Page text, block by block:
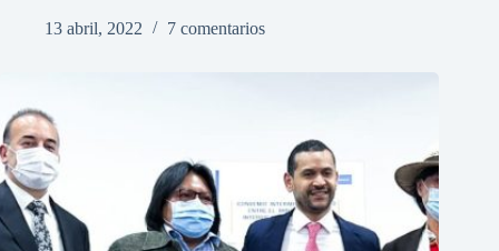
13 abril, 2022
7 comentarios